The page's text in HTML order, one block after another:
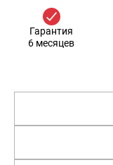
Гарантия
6 месяцев